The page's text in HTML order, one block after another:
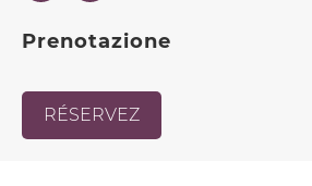
Prenotazione
RÉSERVEZ